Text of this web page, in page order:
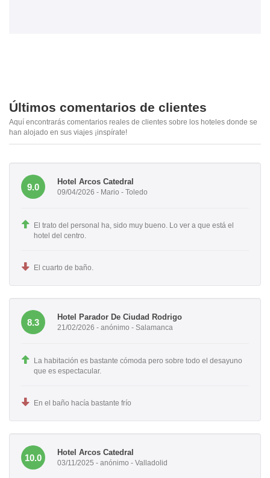
Últimos comentarios de clientes
Aquí encontrarás comentarios reales de clientes sobre los hoteles donde se
han alojado en sus viajes ¡inspírate!
9.0
Hotel Arcos Catedral
09/04/2026 - Mario - Toledo
El trato del personal ha, sido muy bueno. Lo ver a que está el
hotel del centro.
El cuarto de baño.
8.3
Hotel Parador De Ciudad Rodrigo
21/02/2026 - anónimo - Salamanca
La habitación es bastante cómoda pero sobre todo el desayuno
que es espectacular.
En el baño hacía bastante frío
10.0
Hotel Arcos Catedral
03/11/2025 - anónimo - Valladolid